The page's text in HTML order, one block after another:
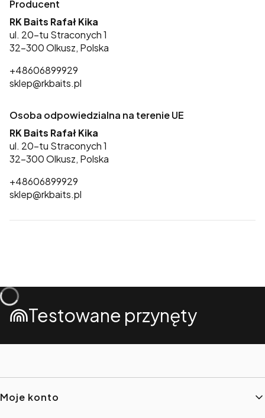
Producent
RK Baits Rafał Kika
ul. 20-tu Straconych 1
32-300 Olkusz, Polska
+48606899929
sklep@rkbaits.pl
Osoba odpowiedzialna na terenie UE
RK Baits Rafał Kika
ul. 20-tu Straconych 1
32-300 Olkusz, Polska
+48606899929
sklep@rkbaits.pl
Testowane przynęty
Linki w stopce
Moje konto